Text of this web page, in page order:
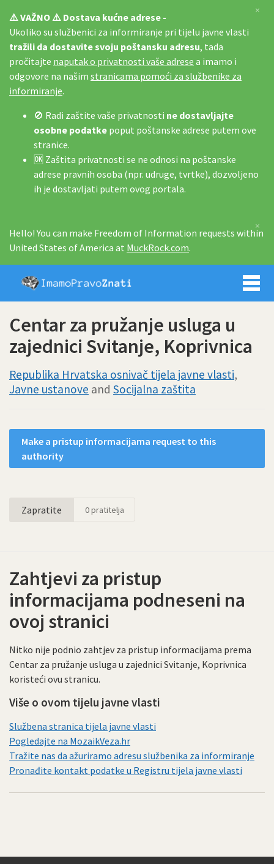
⚠️ VAŽNO ⚠️ Dostava kućne adrese -
Ukoliko su službenici za informiranje pri tijelu javne vlasti
tražili da dostavite svoju poštansku adresu, tada
pročitajte naputak o privatnosti vaše adrese a imamo i
odgovore na našim stranicama pomoći za službenike za
informiranje.
🚫 Radi zaštite vaše privatnosti ne dostavljajte
osobne podatke poput poštanske adrese putem ove
stranice.
🆗 Zaštita privatnosti se ne odnosi na poštanske
adrese pravnih osoba (npr. udruge, tvrtke), dozvoljeno
ih je dostavljati putem ovog portala.
×
Hello! You can make Freedom of Information requests within
United States of America at MuckRock.com.
×
Imamo
Centar za pružanje usluga u
zajednici Svitanje, Koprivnica
Republika Hrvatska osnivač tijela javne vlasti,
Javne ustanove and Socijalna zaštita
Make a pristup informacijama request to this
authority
Zapratite 0pratitelja
Zahtjevi za pristup
informacijama podneseni na
ovoj stranici
Nitko nije podnio zahtjev za pristup informacijama prema
Centar za pružanje usluga u zajednici Svitanje, Koprivnica
koristeći ovu stranicu.
Više o ovom tijelu javne vlasti
Službena stranica tijela javne vlasti
Pogledajte na MozaikVeza.hr
Tražite nas da ažuriramo adresu službenika za informiranje
Pronađite kontakt podatke u Registru tijela javne vlasti